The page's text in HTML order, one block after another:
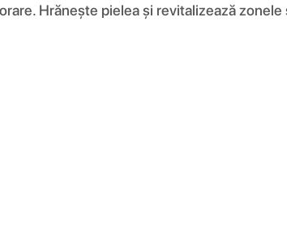
Hrănește pielea și revitalizează